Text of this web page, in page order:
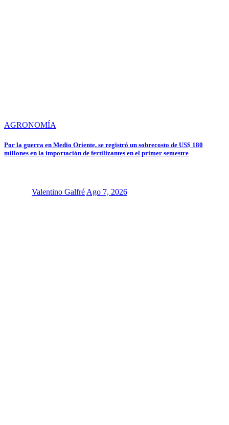
AGRONOMÍA
Por la guerra en Medio Oriente, se registró un sobrecosto de US$ 180
millones en la importación de fertilizantes en el primer semestre
Valentino Galfré Ago 7, 2026